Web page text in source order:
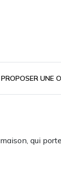
PROPOSER UNE
qui